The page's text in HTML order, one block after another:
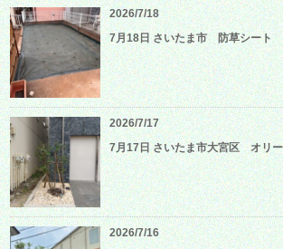
2026/7/18
7月18日 さいたま市 防草シート
2026/7/17
7月17日 さいたま市大宮区 オリ
2026/7/16